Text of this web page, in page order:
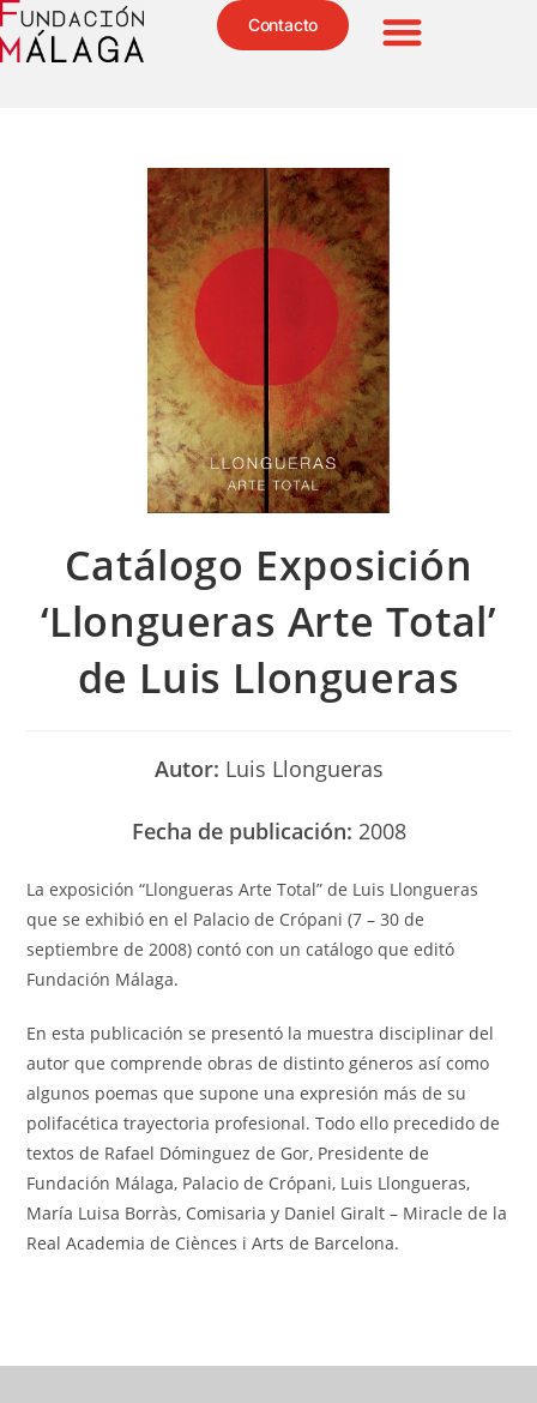
Contacto
Catálogo Exposición
‘Llongueras Arte Total’
de Luis Llongueras
Autor: Luis Llongueras
Fecha de publicación: 2008
La exposición “Llongueras Arte Total” de Luis Llongueras
que se exhibió en el Palacio de Crópani (7 – 30 de
septiembre de 2008) contó con un catálogo que editó
Fundación Málaga.
En esta publicación se presentó la muestra disciplinar del
autor que comprende obras de distinto géneros así como
algunos poemas que supone una expresión más de su
polifacética trayectoria profesional. Todo ello precedido de
textos de Rafael Dóminguez de Gor, Presidente de
Fundación Málaga, Palacio de Crópani, Luis Llongueras,
María Luisa Borràs, Comisaria y Daniel Giralt – Miracle de la
Real Academia de Ciènces i Arts de Barcelona.